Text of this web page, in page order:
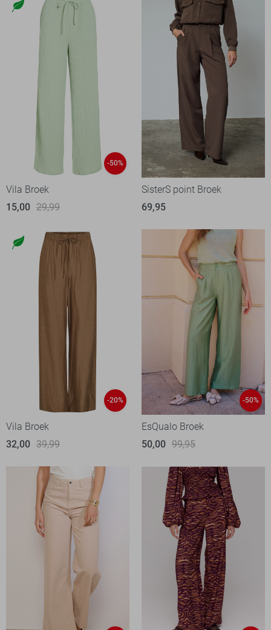
-50%
Vila Broek
15,00 29,99
SisterS point Broek
69,95
-20%
Vila Broek
32,00 39,99
-50%
EsQualo Broek
50,00 99,95